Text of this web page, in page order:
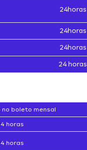
24horas
24horas
24horas
24 horas
no boleto mensal
horas
horas